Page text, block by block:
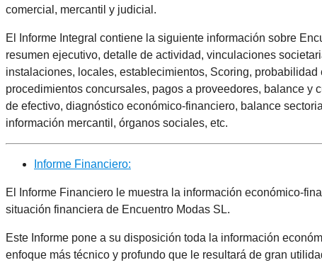
comercial, mercantil y judicial.
El Informe Integral contiene la siguiente información sobre
resumen ejecutivo, detalle de actividad, vinculaciones
instalaciones, locales, establecimientos, Scoring,
procedimientos concursales, pagos a proveedores, balance y
de efectivo, diagnóstico económico-financiero, balance
información mercantil, órganos sociales, etc.
Informe Financiero:
El Informe Financiero le muestra la información económico-
situación financiera de Encuentro Modas SL.
Este Informe pone a su disposición toda la información
enfoque más técnico y profundo que le resultará de gran